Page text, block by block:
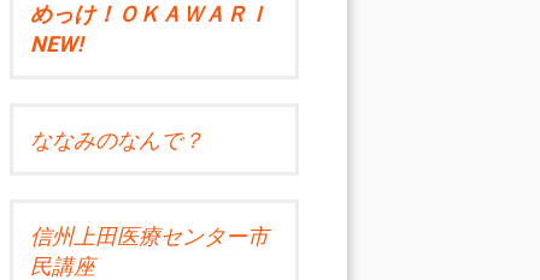
めっけ！ＯＫＡＷＡＲＩ
NEW!
ななみのなんで？
信州上田医療センター市
民講座